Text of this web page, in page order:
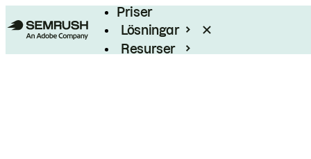
Priser
Lösningar
Resurser